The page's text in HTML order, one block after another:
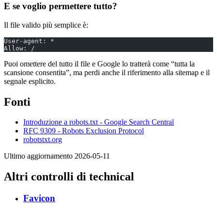
E se voglio permettere tutto?
Il file valido più semplice è:
User-agent: *
Allow: /
Puoi omettere del tutto il file e Google lo tratterà come “tutta la
scansione consentita”, ma perdi anche il riferimento alla sitemap e il
segnale esplicito.
Fonti
Introduzione a robots.txt - Google Search Central
RFC 9309 - Robots Exclusion Protocol
robotstxt.org
Ultimo aggiornamento 2026-05-11
Altri controlli di technical
Favicon